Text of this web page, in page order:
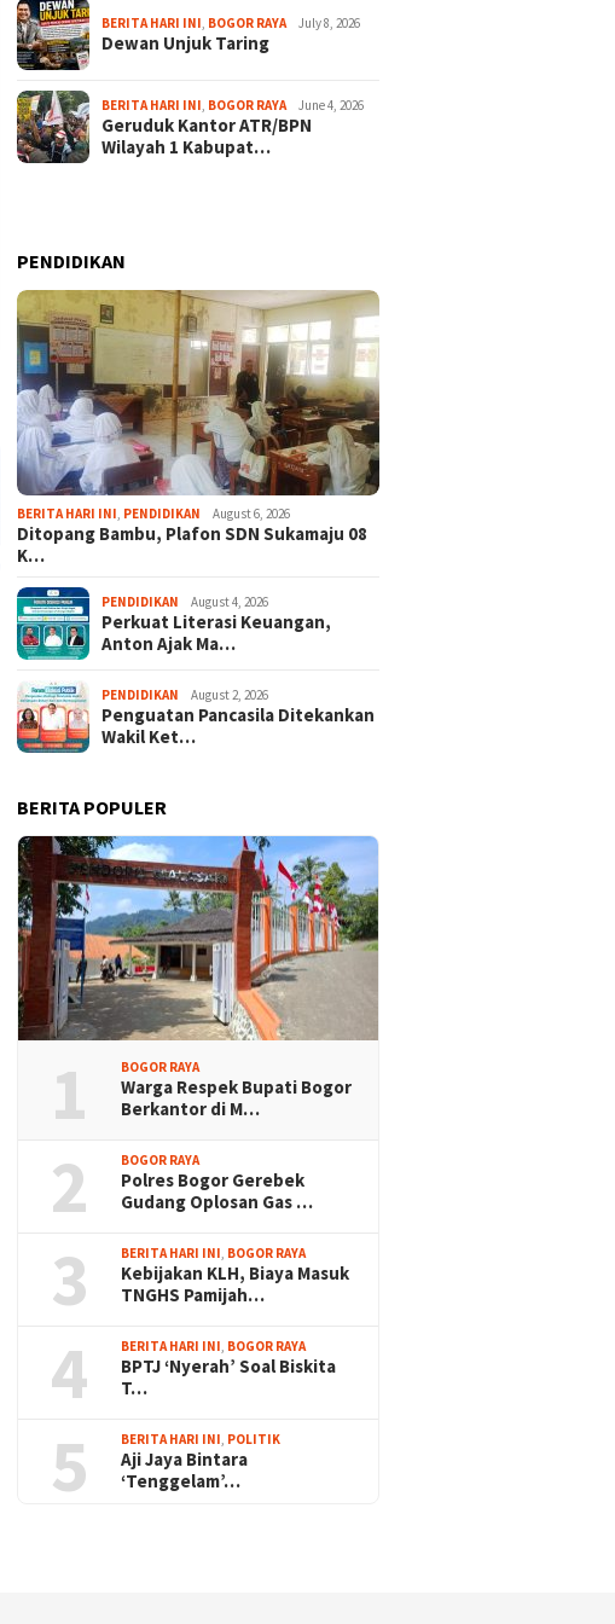
Lomba Rakyat Demokrat
Kabupaten Bogor Hadirkan
Kompetisi Lintas Generasi,
Uji Kekompakan dan Strategi
Tim
Kabupaten Bogor Tembus
BERITA HARI INI BOGOR RAYA July 8, 2026
Dewan Unjuk Taring
BERITA HARI INI BOGOR RAYA June 4, 2026
Geruduk Kantor ATR/BPN
Wilayah 1 Kabupat…
PENDIDIKAN
BERITA HARI INI PENDIDIKAN August 6, 2026
Ditopang Bambu, Plafon SDN Sukamaju 08
K…
PENDIDIKAN August 4, 2026
Perkuat Literasi Keuangan,
Anton Ajak Ma…
PENDIDIKAN August 2, 2026
Penguatan Pancasila Ditekankan
Wakil Ket…
BERITA POPULER
1 BOGOR RAYA
Warga Respek Bupati Bogor
Berkantor di M…
2 BOGOR RAYA
Polres Bogor Gerebek
Gudang Oplosan Gas …
3 BERITA HARI INI, BOGOR RAYA
Kebijakan KLH, Biaya Masuk
TNGHS Pamijah…
4 BERITA HARI INI, BOGOR RAYA
BPTJ ‘Nyerah’ Soal Biskita
T…
5 BERITA HARI INI, POLITIK
Aji Jaya Bintara
‘Tenggelam’…